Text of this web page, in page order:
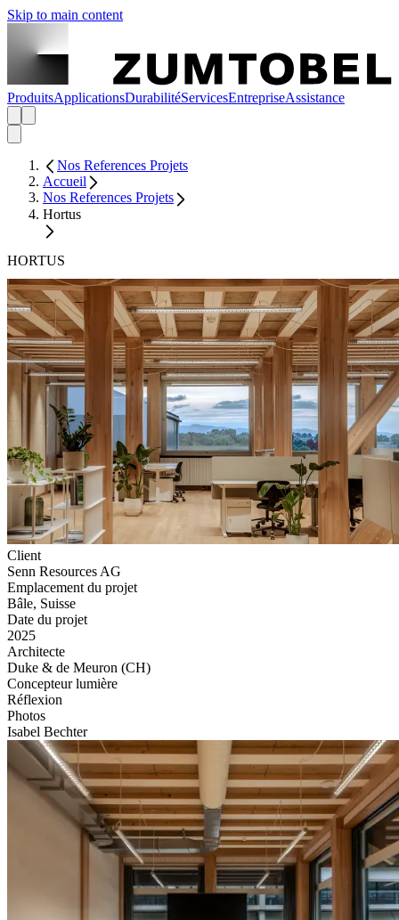
Skip to main content
ProduitsApplicationsDurabilitéServicesEntrepriseAssistance
Nos References Projets
Accueil
Nos References Projets
Hortus
HORTUS
Client
Senn Resources AG
Emplacement du projet
Bâle, Suisse
Date du projet
2025
Architecte
Duke & de Meuron (CH)
Concepteur lumière
Réflexion
Photos
Isabel Bechter